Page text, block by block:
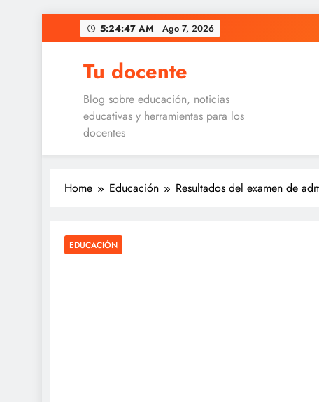
to
5:24:47 AM Ago 7, 2026
Tu docente
Blog sobre educación, noticias
educativas y herramientas para los
docentes
Home Educación Resultados del examen de
EDUCACIÓN